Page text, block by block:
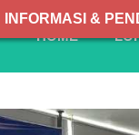
HOME
INFORMASI &